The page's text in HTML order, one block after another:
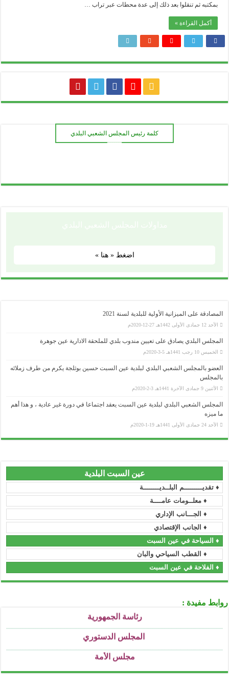
بمكتبه ثم تنقلوا بعد ذلك إلى عدة محطات عبر تراب …
أكمل القراءة »
كلمة رئيس المجلس الشعبي البلدي
ـــــــ
اضغط « هنا »
المصادقة على الميزانية الأولية للبلدية لسنة 2021
الأحد 12 جمادى الأولى 1442هـ 27-12-2020م
المجلس البلدي يصادق على تعيين مندوب بلدي للملحقة الادارية عين جوهرة
الخميس 10 رجب 1441هـ 5-3-2020م
العضو بالمجلس الشعبي البلدي لبلدية عين السبت حسين بوثلجة يكرم من طرف زملائه
بالمجلس
الأثنين 9 جمادى الآخرة 1441هـ 3-2-2020م
المجلس الشعبي البلدي لبلدية عين السبت يعقد اجتماعا في دورة غير عادية ، و هذا أهم
ما ميزه
الأحد 24 جمادى الأولى 1441هـ 19-1-2020م
عين السبت البلدية
♦ تقديـــــــــم البلــديــــــــة
♦ معلــومات عامــــة
♦ الجـــانب الإداري
♦ الجانب الإقتصادي
♦ السياحة في عين السبت
♦ القطب السياحي والبان
♦ الفلاحة في عين السبت
روابط مفيدة :
وزارة الداخلية و الجماعات المحلية
المجلس الدستوري